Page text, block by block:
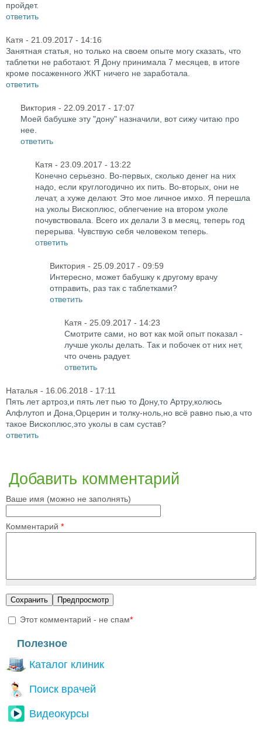
пройдет.
ответить
Катя - 21.09.2017 - 14:16
Занятная статья, но только на своем опыте могу сказать, что
таблетки не работают. Я Дону принимала 7 месяцев, в итоге
кроме посаженного ЖКТ ничего не заработала.
ответить
Виктория - 22.09.2017 - 17:07
Моей бабушке эту "дону" назначили, вот сижу читаю про
нее.
ответить
Катя - 23.09.2017 - 13:22
Конечно серьезно. Во-первых, сколько денег на них
надо, если круглогодично их пить. Во-вторых, они не
лечат, а хуже делают. Это мое личное имхо. Я перешла
на уколы Вископлюс, облегчение на втором уколе
почувствовала. Всего их делали 3 в месяц, теперь год
перерыва. Чувствую себя человеком теперь.
ответить
Виктория - 25.09.2017 - 09:59
Интересно, может бабушку к другому врачу
отправить, раз так с таблетками?
ответить
Катя - 25.09.2017 - 14:23
Смотрите сами, но вот как мой опыт показал -
лучше уколы делать. Так и побочек от них нет,
что очень радует.
ответить
Наталья - 16.06.2018 - 17:11
Пять лет артроз,и пять лет пью то Дону,то Артру,колюсь
Алфлутоп и Дона,Орцерин и толку-ноль,но всё равно пью,а что
такое Вископлюс,это уколы в сам сустав?
ответить
Добавить комментарий
Ваше имя (можно не заполнять)
Комментарий *
Этот комментарий - не спам*
Полезное
Каталог клиник
Поиск врачей
Видеокурсы